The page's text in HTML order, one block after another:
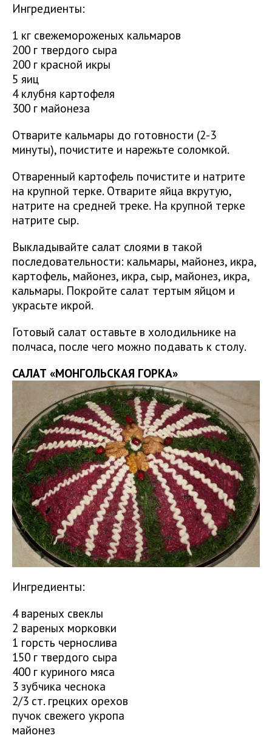
Ингредиенты:
1 кг свежемороженых кальмаров
200 г твердого сыра
200 г красной икры
5 яиц
4 клубня картофеля
300 г майонеза
Отварите кальмары до готовности (2-3
минуты), почистите и нарежьте соломкой.
Отваренный картофель почистите и натрите
на крупной терке. Отварите яйца вкрутую,
натрите на средней треке. На крупной терке
натрите сыр.
Выкладывайте салат слоями в такой
последовательности: кальмары, майонез, икра,
картофель, майонез, икра, сыр, майонез, икра,
кальмары. Покройте салат тертым яйцом и
украсьте икрой.
Готовый салат оставьте в холодильнике на
полчаса, после чего можно подавать к столу.
САЛАТ «МОНГОЛЬСКАЯ ГОРКА»
Ингредиенты:
4 вареных свеклы
2 вареных морковки
1 горсть чернослива
150 г твердого сыра
400 г куриного мяса
3 зубчика чеснока
2/3 ст. грецких орехов
пучок свежего укропа
майонез